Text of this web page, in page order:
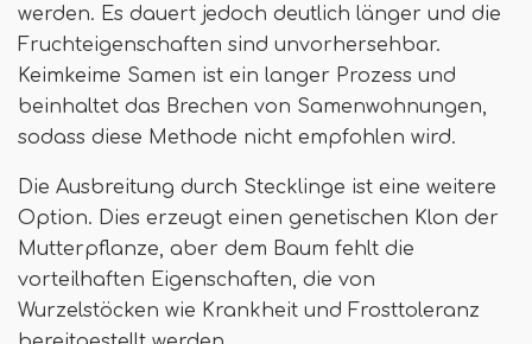
werden. Es dauert jedoch deutlich länger und die
Fruchteigenschaften sind unvorhersehbar.
Keimkeime Samen ist ein langer Prozess und
beinhaltet das Brechen von Samenwohnungen,
sodass diese Methode nicht empfohlen wird.
Die Ausbreitung durch Stecklinge ist eine weitere
Option. Dies erzeugt einen genetischen Klon der
Mutterpflanze, aber dem Baum fehlt die
vorteilhaften Eigenschaften, die von
Wurzelstöcken wie Krankheit und Frosttoleranz